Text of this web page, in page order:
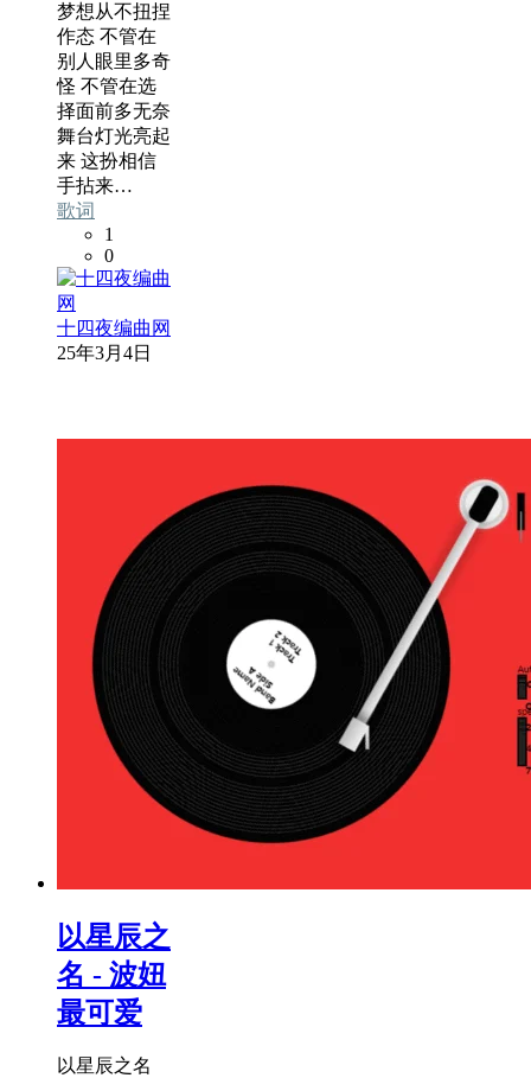
梦想从不扭捏
作态 不管在
别人眼里多奇
怪 不管在选
择面前多无奈
舞台灯光亮起
来 这扮相信
手拈来…
歌词
1
0
十四夜编曲网
25年3月4日
以星辰之
名 - 波妞
最可爱
以星辰之名